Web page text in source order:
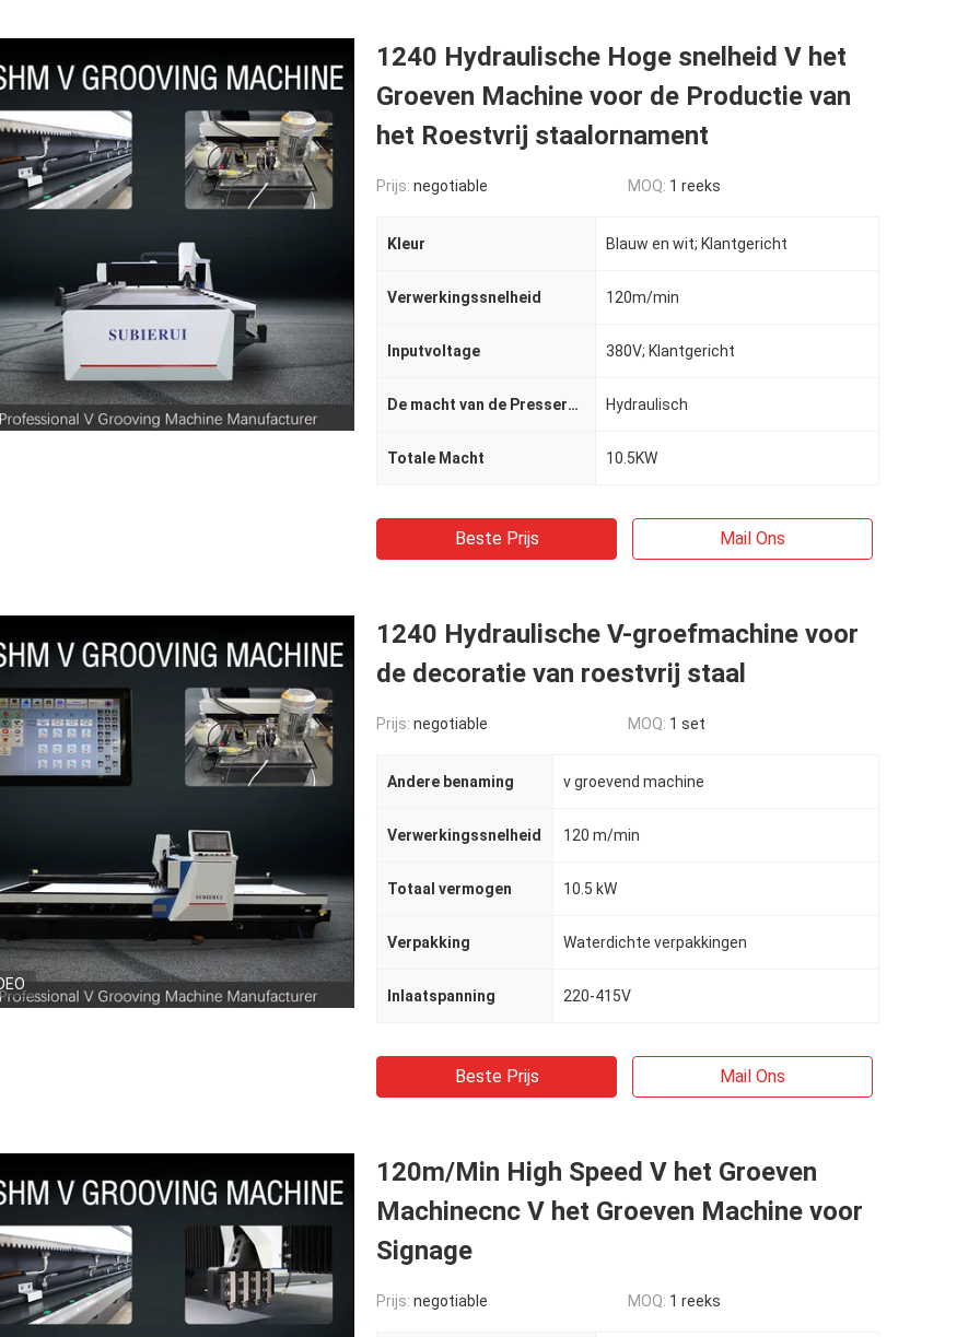
1240 Hydraulische Hoge snelheid V het
Groeven Machine voor de Productie van
het Roestvrij staalornament
Prijs: negotiable MOQ: 1 reeks
Kleur Blauw en wit; Klantgericht
Verwerkingssnelheid 120m/min
Inputvoltage 380V; Klantgericht
De macht van de Presservoet Hydraulisch
Totale Macht 10.5KW
Beste Prijs Mail Ons
1240 Hydraulische V-groefmachine voor
de decoratie van roestvrij staal
Prijs: negotiable MOQ: 1 set
Andere benaming v groevend machine
Verwerkingssnelheid 120 m/min
Totaal vermogen 10.5 kW
Verpakking Waterdichte verpakkingen
Inlaatspanning 220-415V
Beste Prijs Mail Ons
120m/Min High Speed V het Groeven
Machinecnc V het Groeven Machine voor
Signage
Prijs: negotiable MOQ: 1 reeks